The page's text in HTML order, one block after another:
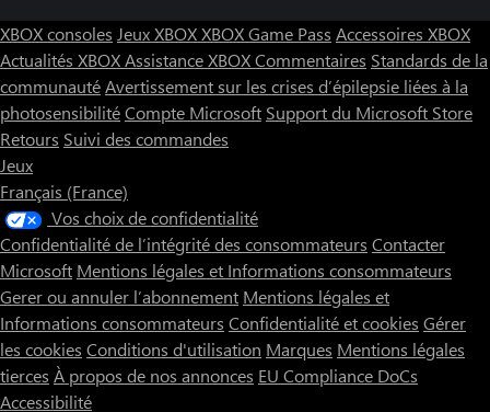
XBOX consoles Jeux XBOXXBOX Game Pass Accessoires XBOX
Actualités XBOXAssistance XBOXCommentaires Standards de la
communautéAvertissement sur les crises d’épilepsie liées à la
photosensibilitéCompte Microsoft Support du Microsoft Store
Retours Suivi des commandes
Jeux
Français (France)
Vos choix de confidentialité
Confidentialité de l’intégrité des consommateurs Contacter
Microsoft Mentions légales et Informations consommateurs
Gerer ou annuler l’abonnement Mentions légales et
Informations consommateurs Confidentialité et cookies Gérer
les cookies Conditions d'utilisation Marques Mentions légales
tierces À propos de nos annonces EU Compliance DoCs
Accessibilité